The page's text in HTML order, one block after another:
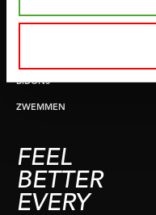
BIDONS
ZWEMMEN
FEEL
BETTER
EVERY